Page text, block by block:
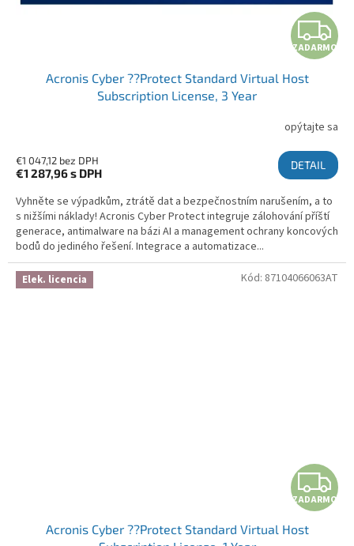
ZADARMO
Acronis Cyber ??Protect Standard Virtual Host
Subscription License, 3 Year
opýtajte sa
€1 047,12 bez DPH
€1 287,96s DPH
DETAIL
Vyhněte se výpadkům, ztrátě dat a bezpečnostním narušením, a to
s nižšími náklady! Acronis Cyber Protect integruje zálohování příští
generace, antimalware na bázi AI a management ochrany koncových
bodů do jediného řešení. Integrace a automatizace...
Elek. licencia
ZADARMO
Acronis Cyber ??Protect Standard Virtual Host
Kód: 87104066063AT